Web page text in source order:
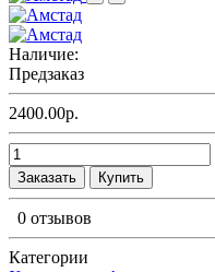
Наличие:
Предзаказ
2400.00р.
Заказать Купить
0 отзывов
Категории